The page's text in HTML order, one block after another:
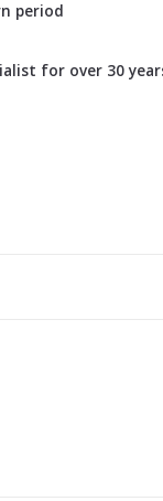
period
for over 30